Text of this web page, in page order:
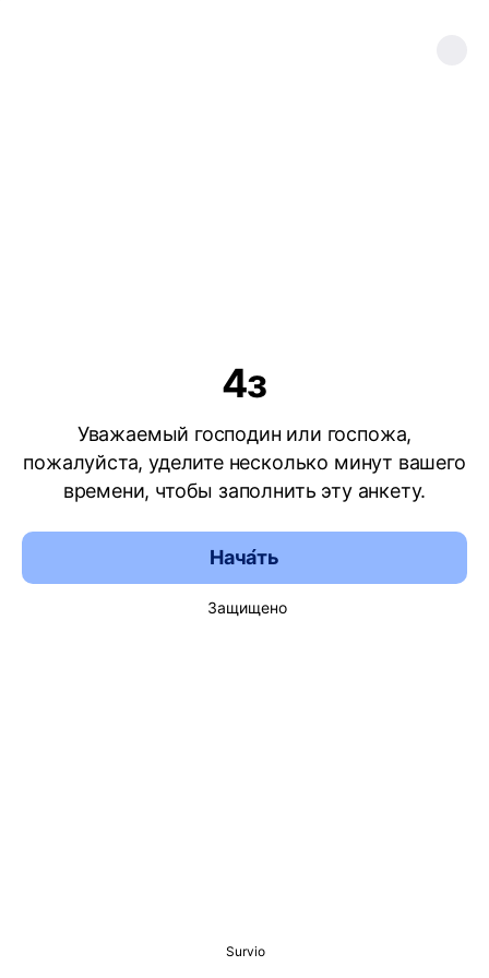
4з
Уважаемый господин или госпожа,
пожалуйста, уделите несколько минут вашего
времени, чтобы заполнить эту анкету.
Нача́ть
Защищено
Survio